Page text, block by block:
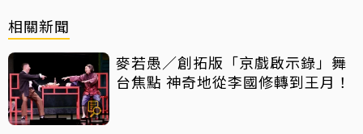
相關新聞
麥若愚／創拓版「京戲啟示錄」舞
台焦點 神奇地從李國修轉到王月！